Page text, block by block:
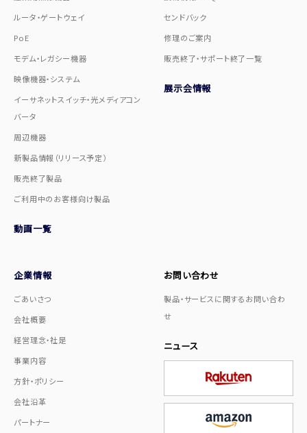
ルータ・ゲートウェイ
PoE
モデム・レガシー機器
映像機器・システム
イーサネットスイッチ・光メディアコン
バータ
周辺機器
新製品情報（リリース予定）
販売終了製品
ご利用中のお客様向け製品
動画一覧
センドバック
修理のご案内
販売終了・サポート終了一覧
展示会情報
企業情報
ごあいさつ
会社概要
経営理念・社是
事業内容
方針・ポリシー
会社沿革
パートナー
お問い合わせ
製品・サービスに関するお問い合わ
せ
ニュース